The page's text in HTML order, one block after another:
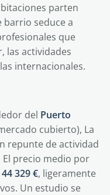
parten
barrio seduce a
que
las actividades
internacionales.
del Puerto
cubierto), La
repunte de actividad
El precio medio por
44 329 €, ligeramente
Un estudio se